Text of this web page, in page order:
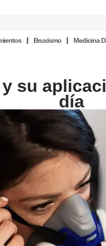
Bruxismo Medicina
su
día